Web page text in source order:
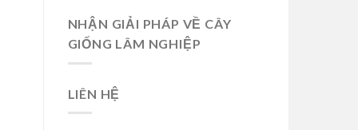
NHẬN GIẢI PHÁP VỀ CÂY
GIỐNG LÂM NGHIỆP
LIÊN HỆ